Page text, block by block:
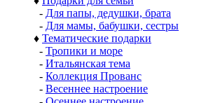
- Для папы, дедушки, брата
- Для мамы, бабушки, сестры
♦ Тематические подарки
- Тропики и море
- Итальянская тема
- Коллекция Прованс
- Весеннее настроение